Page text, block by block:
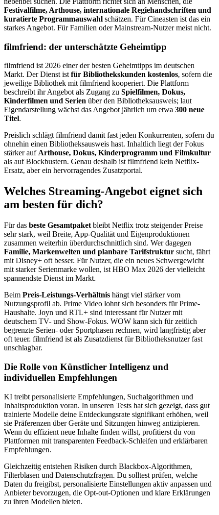
Festivalfilme, Arthouse, internationale Regiehandschriften und
kuratierte Programmauswahl schätzen. Für Cineasten ist das ein
starkes Angebot. Für Familien oder Mainstream-Nutzer meist nicht.
filmfriend: der unterschätzte Geheimtipp
filmfriend ist 2026 einer der besten Geheimtipps im deutschen
Markt. Der Dienst ist für Bibliothekskunden kostenlos, sofern die
jeweilige Bibliothek mit filmfriend kooperiert. Die Plattform
beschreibt ihr Angebot als Zugang zu Spielfilmen, Dokus,
Kinderfilmen und Serien über den Bibliotheksausweis; laut
Eigendarstellung wächst das Angebot jährlich um etwa 300 neue
Titel.
Preislich schlägt filmfriend damit fast jeden Konkurrenten, sofern du
ohnehin einen Bibliotheksausweis hast. Inhaltlich liegt der Fokus
stärker auf Arthouse, Dokus, Kinderprogramm und Filmkultur
als auf Blockbustern. Genau deshalb ist filmfriend kein Netflix-
Ersatz, aber ein hervorragendes Zusatzportal.
Welches Streaming-Angebot eignet sich
am besten für dich?
Für das beste Gesamtpaket bleibt Netflix trotz steigender Preise
sehr stark, weil Breite, App-Qualität und Eigenproduktionen
zusammen weiterhin überdurchschnittlich sind. Wer dagegen
Familie, Markenwelten und planbare Tarifstruktur sucht, fährt
mit Disney+ oft besser. Für Nutzer, die ein neues Schwergewicht
mit starker Serienmarke wollen, ist HBO Max 2026 der vielleicht
spannendste Dienst im Markt.
Beim Preis-Leistungs-Verhältnis hängt viel stärker vom
Nutzungsprofil ab. Prime Video lohnt sich besonders für Prime-
Haushalte. Joyn und RTL+ sind interessant für Nutzer mit
deutschem TV- und Show-Fokus. WOW kann sich für zeitlich
begrenzte Serien- oder Sportphasen rechnen, wird langfristig aber
oft teuer. filmfriend ist als Zusatzdienst für Bibliotheksnutzer fast
unschlagbar.
Die Rolle von Künstlicher Intelligenz und
individuellen Empfehlungen
KI treibt personalisierte Empfehlungen, Suchalgorithmen und
Inhaltsproduktion voran. In unseren Tests hat sich gezeigt, dass gut
trainierte Modelle deine Entdeckungsrate signifikant erhöhen, weil
sie Präferenzen über Geräte und Sitzungen hinweg antizipieren.
Wenn du effizient neue Inhalte finden willst, profitierst du von
Plattformen mit transparenten Feedback-Schleifen und erklärbaren
Empfehlungen.
Gleichzeitig entstehen Risiken durch Blackbox-Algorithmen,
Filterblasen und Datenschutzfragen. Du solltest prüfen, welche
Daten du freigibst, personalisierte Einstellungen aktiv anpassen und
Anbieter bevorzugen, die Opt-out-Optionen und klare Erklärungen
zu ihren Modellen bieten.